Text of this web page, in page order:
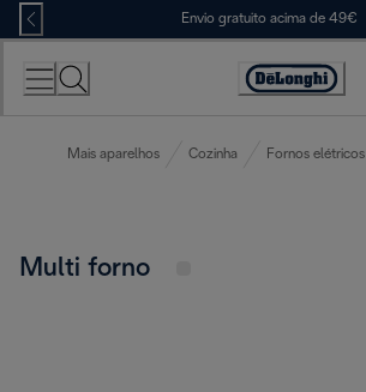
Skip
to
Content
Envio gratuito acima de 49€
Accessibility
Mais aparelhos Cozinha Fornos elétricos
Multi forno